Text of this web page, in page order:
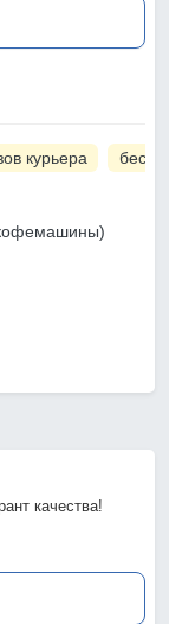
курьера
качества!